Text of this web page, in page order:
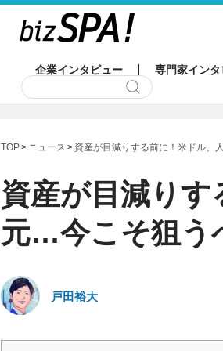
企業インタビュー 専門家イン
TOP ニュース 資産が目減りする前に！米ドル、
資産が目減りす
元…今こそ狙う
戸田裕大